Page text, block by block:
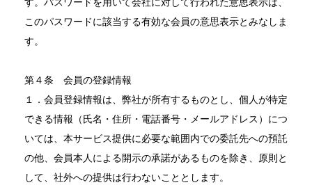
このパスワードに該当する有効な会員の意思表示とみなしま
す。
第４条 会員の登録情報
１．会員登録情報は、弊社が所有するものとし、個人が特定
できる情報（氏名・住所・電話番号・メールアドレス）につ
いては、本サービス提供に必要な範囲内での委託先への預託
の他、会員本人による開示の承諾があるものを除き、原則と
して、社外への提供は行わないこととします。